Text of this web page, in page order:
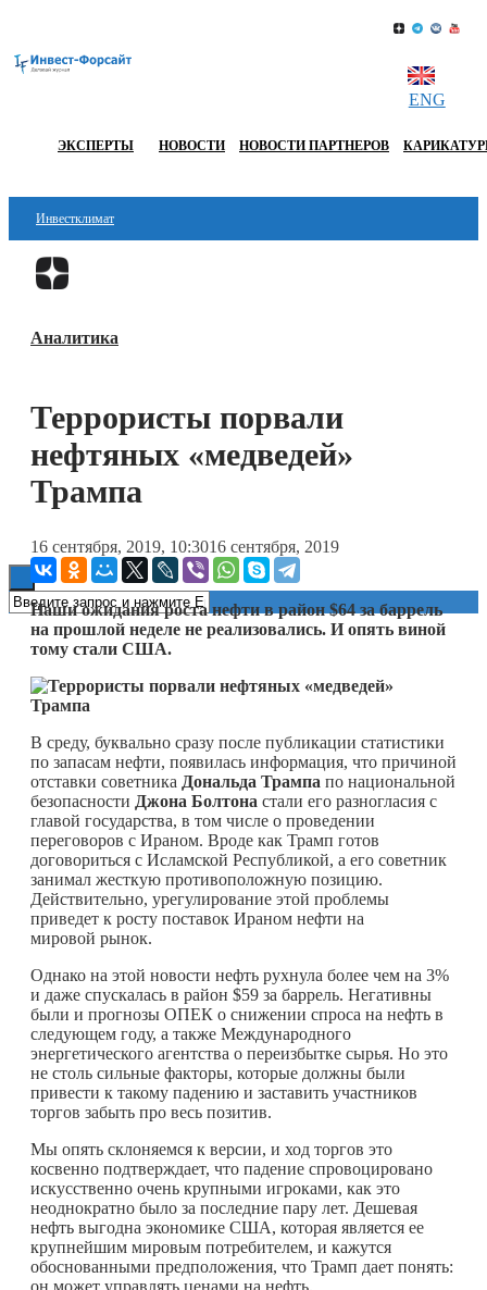
ENG
ЭКСПЕРТЫ НОВОСТИ НОВОСТИ ПАРТНЕРОВ
Инвестклимат
Финансы
Блокчейн
Технологии
ESG
Аналитика
Террористы порвали
нефтяных «медведей»
Трампа
16 сентября, 2019, 10:3016 сентября, 2019
Наши ожидания роста нефти в район $64 за баррель
на прошлой неделе не реализовались. И опять виной
тому стали США.
В среду, буквально сразу после публикации статистики
по запасам нефти, появилась информация, что причиной
отставки советника Дональда Трампа по национальной
безопасности Джона Болтона стали его разногласия с
главой государства, в том числе о проведении
переговоров с Ираном. Вроде как Трамп готов
договориться с Исламской Республикой, а его советник
занимал жесткую противоположную позицию.
Действительно, урегулирование этой проблемы
приведет к росту поставок Ираном нефти на
мировой рынок.
Однако на этой новости нефть рухнула более чем на 3%
и даже спускалась в район $59 за баррель. Негативны
были и прогнозы ОПЕК о снижении спроса на нефть в
следующем году, а также Международного
энергетического агентства о переизбытке сырья. Но это
не столь сильные факторы, которые должны были
привести к такому падению и заставить участников
торгов забыть про весь позитив.
Мы опять склоняемся к версии, и ход торгов это
косвенно подтверждает, что падение спровоцировано
искусственно очень крупными игроками, как это
неоднократно было за последние пару лет. Дешевая
нефть выгодна экономике США, которая является ее
крупнейшим мировым потребителем, и кажутся
обоснованными предположения, что Трамп дает понять:
он может управлять ценами на нефть.